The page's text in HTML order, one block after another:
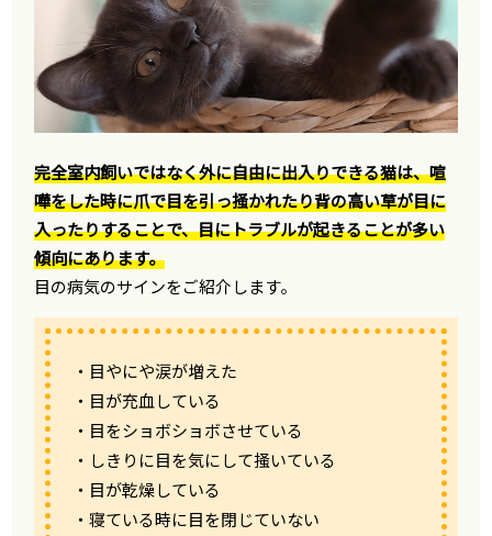
完全室内飼いではなく外に自由に出入りできる猫は、喧
嘩をした時に爪で目を引っ掻かれたり背の高い草が目に
入ったりすることで、目にトラブルが起きることが多い
傾向にあります。
目の病気のサインをご紹介します。
・目やにや涙が増えた
・目が充血している
・目をショボショボさせている
・しきりに目を気にして掻いている
・目が乾燥している
・寝ている時に目を閉じていない